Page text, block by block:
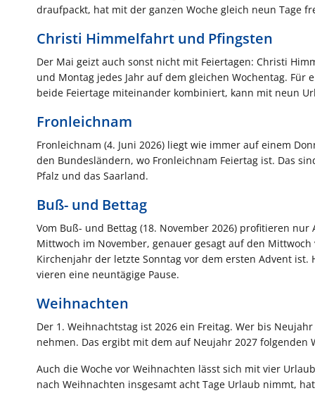
draufpackt, hat mit der ganzen Woche gleich neun Tage
Christi Himmelfahrt und Pfingsten
Der Mai geizt auch sonst nicht mit Feiertagen: Christi
und Montag jedes Jahr auf dem gleichen Wochentag.
beide Feiertage miteinander kombiniert, kann mit neun
Fronleichnam
Fronleichnam (4. Juni 2026) liegt wie immer auf einem
den Bundesländern, wo Fronleichnam Feiertag ist. Das
Pfalz und das Saarland.
Buß- und Bettag
Vom Buß- und Bettag (18. November 2026) profitieren
Mittwoch im November, genauer gesagt auf den
Kirchenjahr der letzte Sonntag vor dem ersten Advent
vieren eine neuntägige Pause.
Weihnachten
Der 1. Weihnachtstag ist 2026 ein Freitag. Wer bis
nehmen. Das ergibt mit dem auf Neujahr 2027 folgenden
Auch die Woche vor Weihnachten lässt sich mit vier
nach Weihnachten insgesamt acht Tage Urlaub nimmt,